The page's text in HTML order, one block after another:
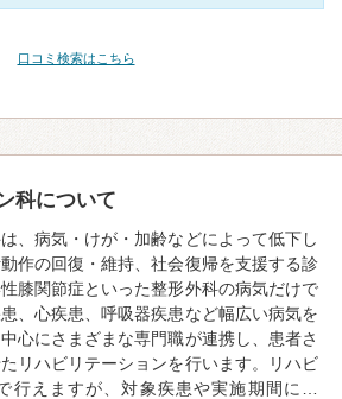
口コミ検索はこちら
科について
、病気・けが・加齢などによって低下し
作の回復・維持、社会復帰を支援する診
膝関節症といった整形外科の病気だけで
、心疾患、呼吸器疾患など幅広い病気を
心にさまざまな専門職が連携し、患者さ
リハビリテーションを行います。リハビ
行えますが、対象疾患や実施期間に…